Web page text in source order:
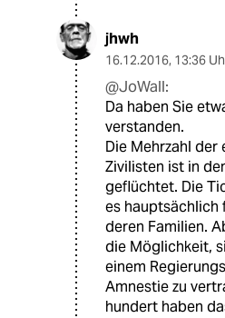
jhwh
16.12.2016, 13:36
@JoWall:
Da haben Sie
verstanden.
Die Mehrzahl der
Zivilisten ist in
geflüchtet. Die
es hauptsächlich
deren Familien.
die Möglichkeit,
einem
Amnestie zu
hundert haben